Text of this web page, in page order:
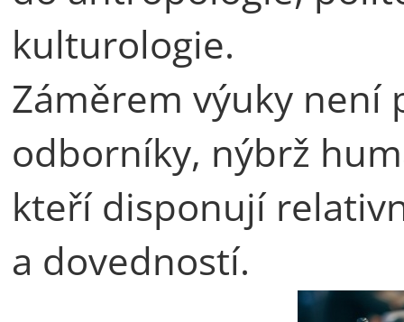
kulturologie.
Záměrem výuky není
odborníky, nýbrž
kteří disponují
a dovedností.